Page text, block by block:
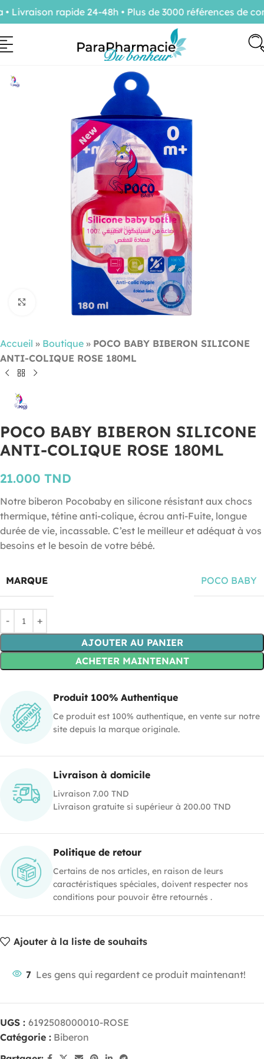
Cliquez pour agrandir
Accueil » Boutique » POCO BABY BIBERON SILICONE
ANTI-COLIQUE ROSE 180ML
POCO BABY BIBERON SILICONE
ANTI-COLIQUE ROSE 180ML
21.000 TND
Notre biberon Pocobaby en silicone résistant aux chocs
thermique, tétine anti-colique, écrou anti-Fuite, longue
durée de vie, incassable. C’est le meilleur et adéquat à vos
besoins et le besoin de votre bébé.
MARQUE POCO BABY
AJOUTER AU PANIER
ACHETER MAINTENANT
Produit 100% Authentique
Ce produit est 100% authentique, en vente sur notre
site depuis la marque originale.
Livraison à domicile
Livraison 7.00 TND
Livraison gratuite si supérieur à 200.00 TND
Politique de retour
Certains de nos articles, en raison de leurs
caractéristiques spéciales, doivent respecter nos
conditions pour pouvoir être retournés .
Ajouter à la liste de souhaits
7 Les gens qui regardent ce produit maintenant!
UGS : 6192508000010-ROSE
Catégorie : Biberon
rapide 24-48h • Plus de 3000 références de